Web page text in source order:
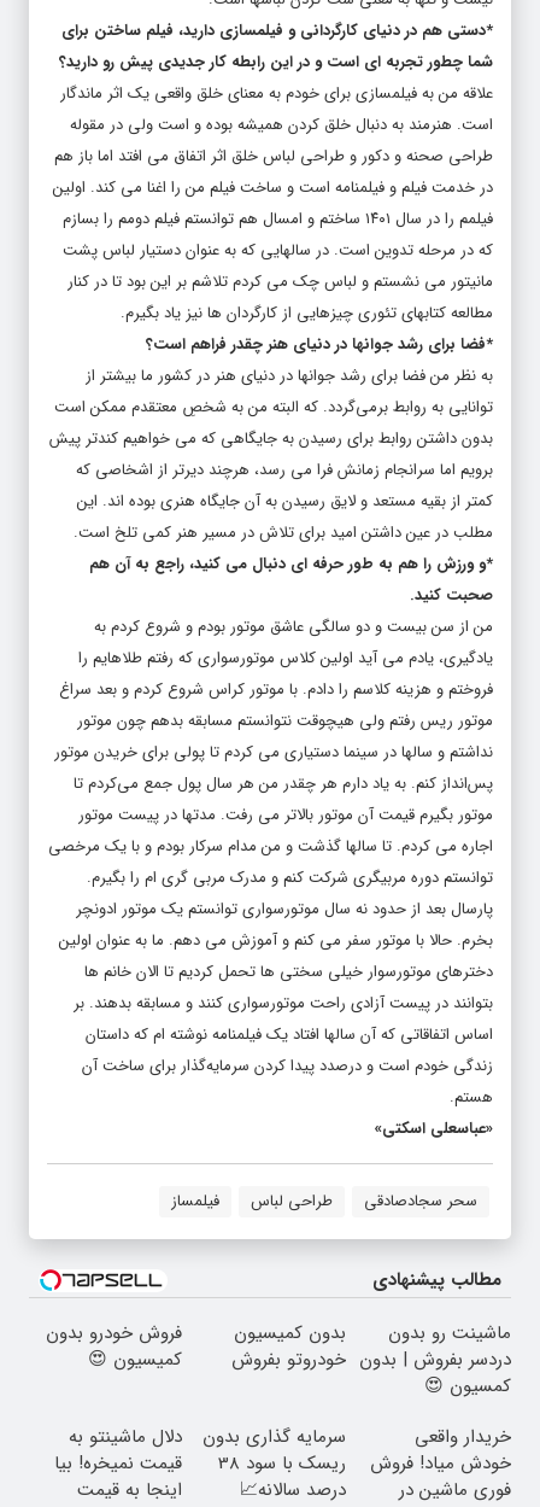
*دستی هم در دنیای کارگردانی و فیلمسازی دارید، فیلم ساختن برای
شما چطور تجربه ای است و در این رابطه کار جدیدی پیش رو دارید؟
علاقه من به فیلمسازی برای خودم به معنای خلق واقعی یک اثر ماندگار
است. هنرمند به دنبال خلق کردن همیشه بوده و است ولی در مقوله
طراحی صحنه و دکور و طراحی لباس خلق اثر اتفاق می‌ افتد اما باز هم
در خدمت فیلم و فیلمنامه است و ساخت فیلم من را اغنا می‌ کند. اولین
فیلمم را در سال ۱۴۰۱ ساختم و امسال هم توانستم فیلم دومم را بسازم
که در مرحله تدوین است. در سالهایی که به عنوان دستیار لباس پشت
مانیتور می‌ نشستم و لباس چک می کردم تلاشم بر این بود تا در کنار
مطالعه‌ کتابهای تئوری‌ چیزهایی از کارگردان ها نیز یاد بگیرم.
*فضا برای رشد جوانها در دنیای هنر چقدر فراهم است؟
به نظر من فضا برای رشد جوانها در دنیای هنر در کشور ما بیشتر از
توانایی به روابط برمی‌گردد. که البته من به شخصِ معتقدم ممکن است
بدون داشتن روابط برای رسیدن به جایگاهی که‌ می‌ خواهیم کند‌تر پیش
برویم اما سرانجام زمانش فرا می رسد، هرچند دیرتر از اشخاصی که
کمتر از بقیه مستعد و لایق رسیدن به آن جایگاه هنری بوده‌ اند. این
مطلب در عین داشتن امید برای تلاش در مسیر هنر کمی تلخ است.
*و ورزش را هم به طور حرفه ای دنبال می کنید، راجع به آن هم
صحبت کنید.
من از سن بیست و دو سالگی عاشق موتور بودم و شروع کردم به
یادگیری، یادم‌ می آید اولین کلاس موتورسواری که رفتم طلاهایم را
فروختم و هزینه‌ کلاسم را دادم. با موتور کراس شروع کردم و بعد سراغ
موتور ریس رفتم ولی هیچوقت نتوانستم مسابقه بدهم چون موتور
نداشتم و سالها در سینما دستیاری می‌ کردم تا پولی برای خریدن موتور
پس‌انداز کنم. به یاد دارم هر چقدر من هر سال پول جمع می‌کردم تا
موتور بگیرم قیمت آن موتور بالاتر می‌ رفت. مدتها در پیست موتور
اجاره می‌ کردم. تا سالها گذشت و من مدام سرکار بودم و با یک مرخصی
توانستم دوره مربیگری شرکت کنم و مدرک مربی‌ گری ام را ‌بگیرم.
پارسال بعد از حدود نه سال موتورسواری توانستم یک موتور ادونچر
بخرم. حالا با موتور سفر می‌ کنم و آموزش می‌ دهم. ما به عنوان اولین
دخترهای موتورسوار خیلی سختی‌ ها تحمل کردیم تا الان خانم‌ ها
بتوانند در پیست آزادی راحت موتورسواری کنند و مسابقه بدهند. بر
اساس اتفاقاتی که آن سالها افتاد یک فیلمنامه نوشته‌ ام که داستان
زندگی خودم است و درصدد پیدا کردن سرمایه‌گذار برای ساخت آن
هستم.
«عباسعلی اسکتی»
سحر سجادصادقی طراحی لباس فیلمساز
مطالب پیشنهادی
ماشینت رو بدون
دردسر بفروش | بدون
کمسیون 😍
بدون کمیسیون
خودروتو بفروش
فروش خودرو بدون
کمیسیون 😍
خریدار واقعی
خودش میاد! فروش
فوری ماشین در
سرمایه گذاری بدون
ریسک با سود 38
درصد سالانه📈
دلال ماشینتو به
قیمت نمیخره! بیا
اینجا به قیمت